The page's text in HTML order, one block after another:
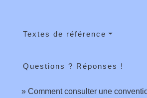
Textes de référence
Questions ? Réponses !
Comment consulter une